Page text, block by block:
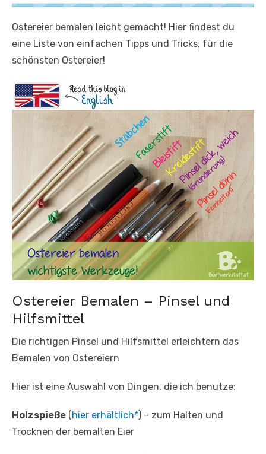
Ostereier bemalen leicht gemacht! Hier findest du
eine Liste von einfachen Tipps und Tricks, für die
schönsten Ostereier!
Ostereier Bemalen – Pinsel und
Hilfsmittel
Die richtigen Pinsel und Hilfsmittel erleichtern das
Bemalen von Ostereiern
Hier ist eine Auswahl von Dingen, die ich benutze:
Holzspieße ( hier erhältlich*) – zum Halten und
Trocknen der bemalten Eier